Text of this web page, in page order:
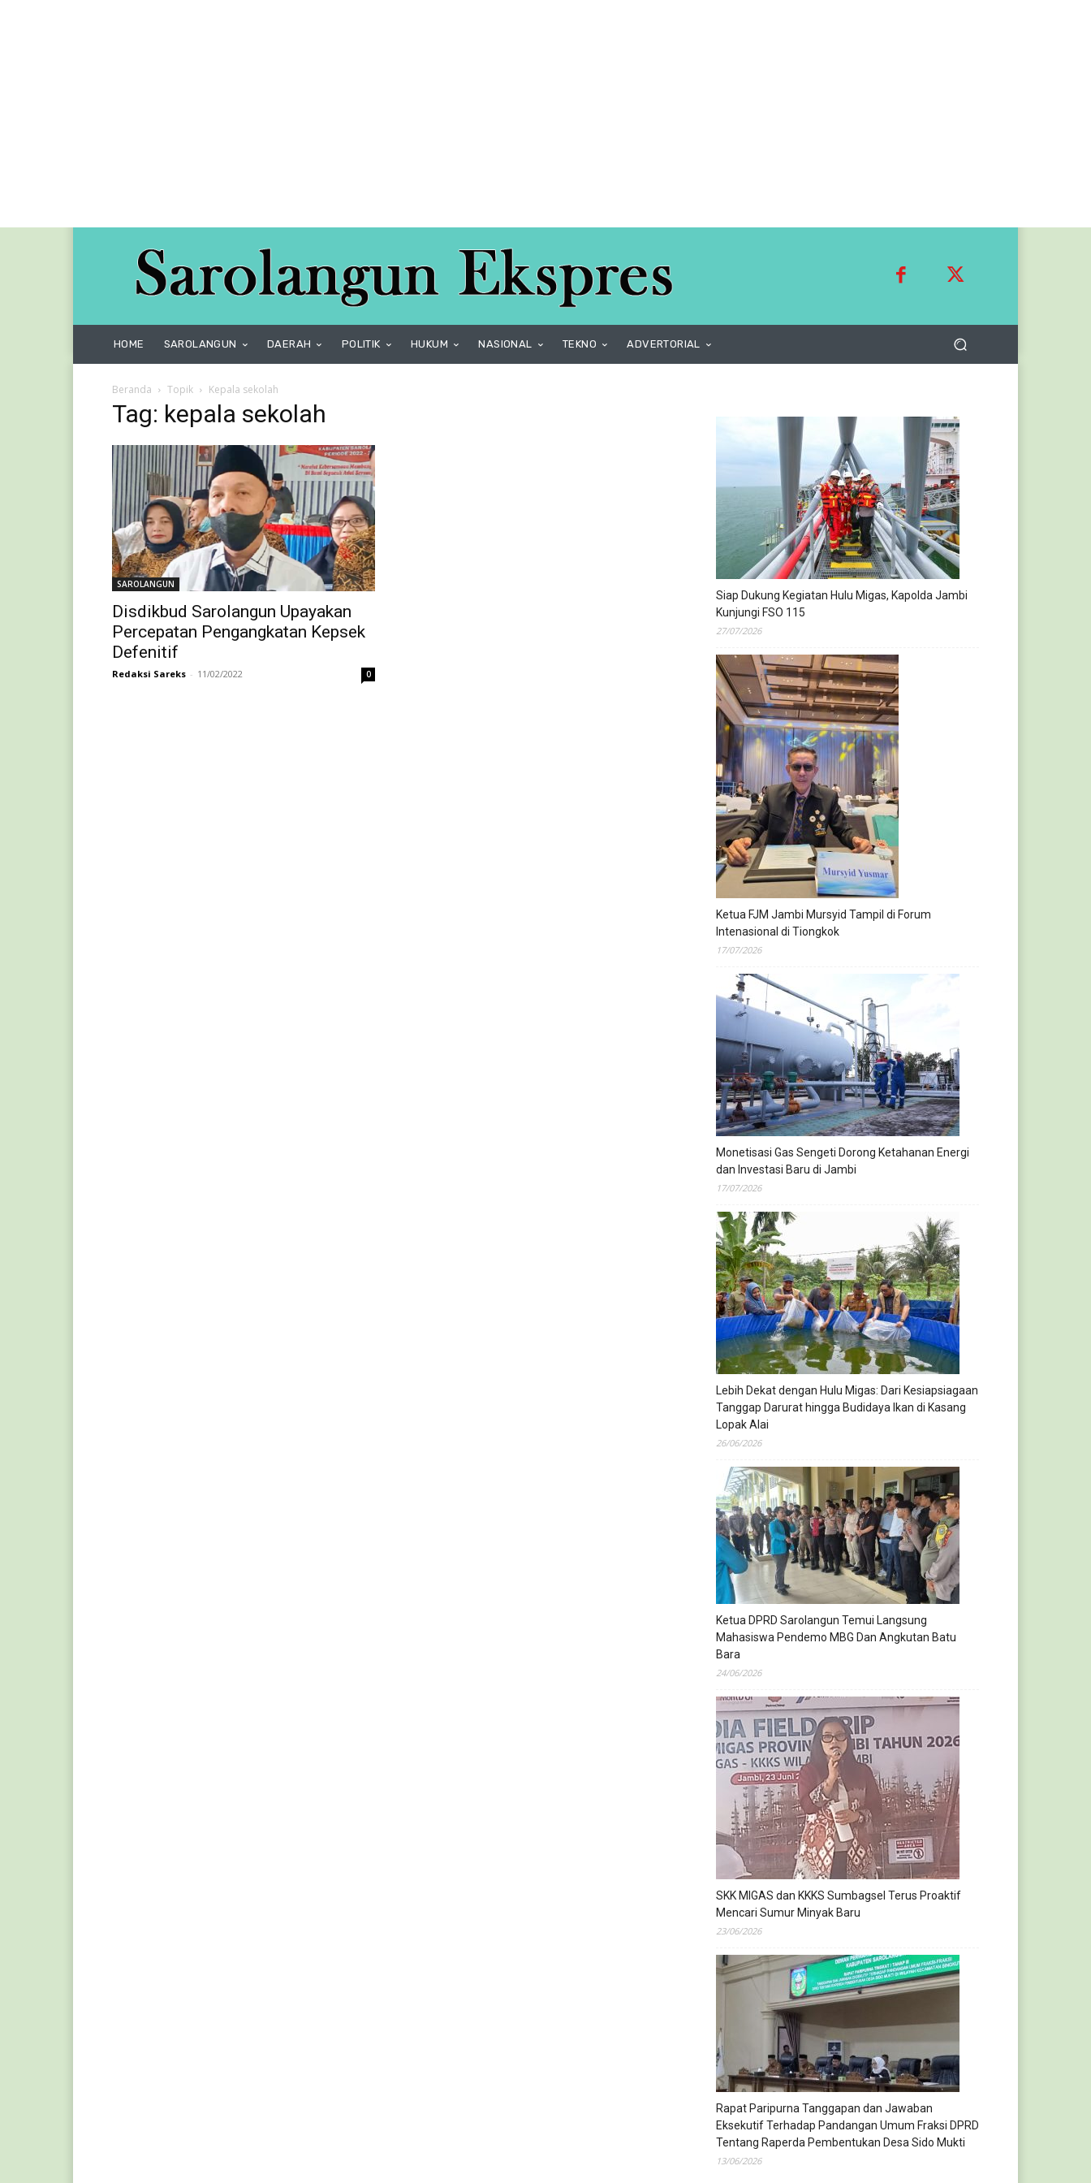
HOME SAROLANGUN DAERAH POLITIK HUKUM NASIONAL TEKNO ADVERTORIAL
Beranda Topik Kepala sekolah
Tag: kepala sekolah
SAROLANGUN
Disdikbud Sarolangun Upayakan
Percepatan Pengangkatan Kepsek
Defenitif
Redaksi Sareks - 11/02/2022 0
Siap Dukung Kegiatan Hulu Migas, Kapolda Jambi
Kunjungi FSO 115
27/07/2026
Ketua FJM Jambi Mursyid Tampil di Forum
Intenasional di Tiongkok
17/07/2026
Monetisasi Gas Sengeti Dorong Ketahanan Energi
dan Investasi Baru di Jambi
17/07/2026
Lebih Dekat dengan Hulu Migas: Dari Kesiapsiagaan
Tanggap Darurat hingga Budidaya Ikan di Kasang
Lopak Alai
26/06/2026
Ketua DPRD Sarolangun Temui Langsung
Mahasiswa Pendemo MBG Dan Angkutan Batu
Bara
24/06/2026
SKK MIGAS dan KKKS Sumbagsel Terus Proaktif
Mencari Sumur Minyak Baru
23/06/2026
Rapat Paripurna Tanggapan dan Jawaban
Eksekutif Terhadap Pandangan Umum Fraksi DPRD
Tentang Raperda Pembentukan Desa Sido Mukti
13/06/2026